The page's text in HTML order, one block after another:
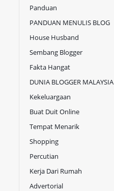
Panduan
PANDUAN MENULIS BLOG
House Husband
Sembang Blogger
Fakta Hangat
DUNIA BLOGGER MALAYSIA
Kekeluargaan
Buat Duit Online
Tempat Menarik
Shopping
Percutian
Kerja Dari Rumah
Advertorial